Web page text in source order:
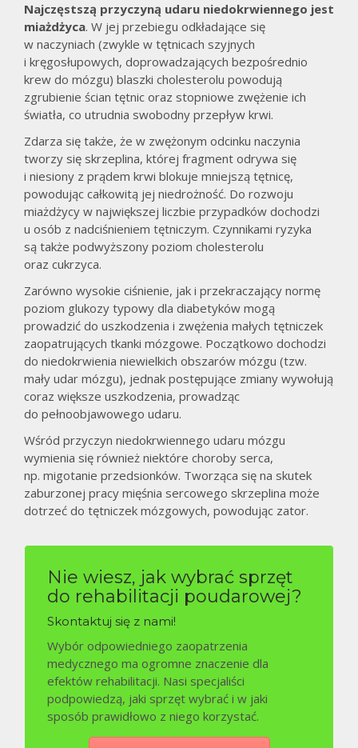
Najczęstszą przyczyną udaru niedokrwiennego jest
miażdżyca. W jej przebiegu odkładające się
w naczyniach (zwykle w tętnicach szyjnych
i kręgosłupowych, doprowadzających bezpośrednio
krew do mózgu) blaszki cholesterolu powodują
zgrubienie ścian tętnic oraz stopniowe zwężenie ich
światła, co utrudnia swobodny przepływ krwi.
Zdarza się także, że w zwężonym odcinku naczynia
tworzy się skrzeplina, której fragment odrywa się
i niesiony z prądem krwi blokuje mniejszą tętnicę,
powodując całkowitą jej niedrożność. Do rozwoju
miażdżycy w największej liczbie przypadków dochodzi
u osób z nadciśnieniem tętniczym. Czynnikami ryzyka
są także podwyższony poziom cholesterolu
oraz cukrzyca.
Zarówno wysokie ciśnienie, jak i przekraczający normę
poziom glukozy typowy dla diabetyków mogą
prowadzić do uszkodzenia i zwężenia małych tętniczek
zaopatrujących tkanki mózgowe. Początkowo dochodzi
do niedokrwienia niewielkich obszarów mózgu (tzw.
mały udar mózgu), jednak postępujące zmiany wywołują
coraz większe uszkodzenia, prowadząc
do pełnoobjawowego udaru.
Wśród przyczyn niedokrwiennego udaru mózgu
wymienia się również niektóre choroby serca,
np. migotanie przedsionków. Tworząca się na skutek
zaburzonej pracy mięśnia sercowego skrzeplina może
dotrzeć do tętniczek mózgowych, powodując zator.
Nie wiesz, jak wybrać sprzęt
do rehabilitacji poudarowej?
Skontaktuj się z nami!
Wybór odpowiedniego zaopatrzenia
medycznego ma ogromne znaczenie dla
efektów rehabilitacji. Nasi specjaliści
podpowiedzą, jaki sprzęt wybrać i w jaki
sposób prawidłowo z niego korzystać.